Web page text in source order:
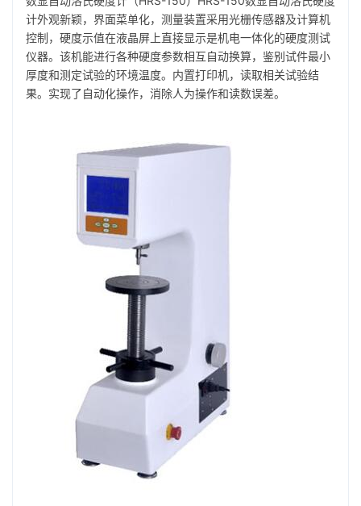
计外观新颖，界面菜单化，测量装置采用光栅传感器及计算机
控制，硬度示值在液晶屏上直接显示是机电一体化的硬度测试
仪器。该机能进行各种硬度参数相互自动换算，鉴别试件最小
厚度和测定试验的环境温度。内置打印机，读取相关试验结
果。实现了自动化操作，消除人为操作和读数误差。